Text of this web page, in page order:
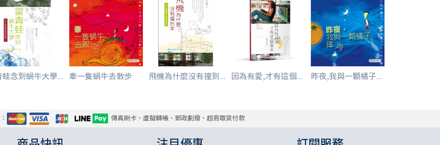
念到蝸牛大學... 牽一隻蝸牛去散步 飛機為什麼沒有撞到... 因為有愛,才有這個... 昨夜,我與一顆橘子...
傳真刷卡、虛擬轉帳、郵政劃撥、超商取貨付款